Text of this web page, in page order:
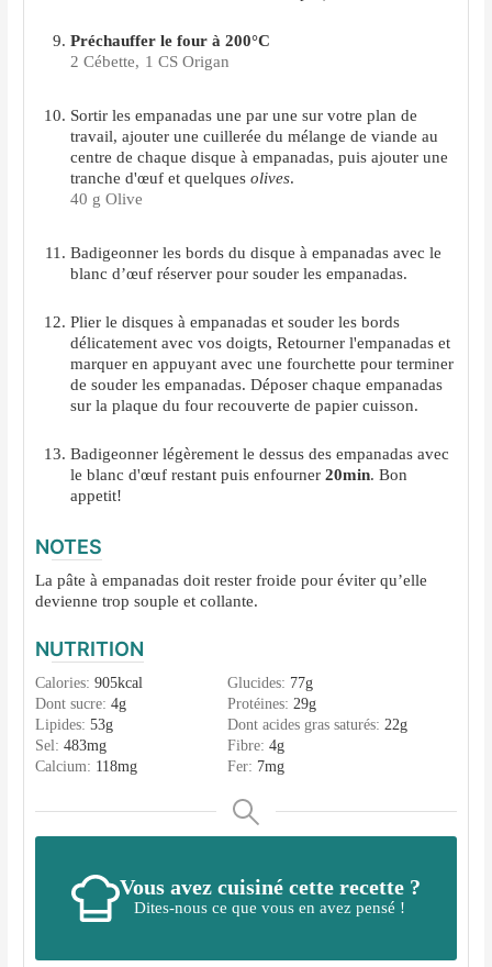
Préchauffer le four à 200°C
2 Cébette, 1 CS Origan
Sortir les empanadas une par une sur votre plan de
travail, ajouter une cuillerée du mélange de viande au
centre de chaque disque à empanadas, puis ajouter une
tranche d'œuf et quelquesolives.
40 g Olive
Badigeonner les bords du disque à empanadas avec le
blanc d’œuf réserver pour souder les empanadas.
Plier le disques à empanadas et souder les bords
délicatement avec vos doigts, Retourner l'empanadas et
marquer en appuyant avec une fourchette pour terminer
de souder les empanadas. Déposer chaque empanadas
sur la plaque du four recouverte de papier cuisson.
Badigeonner légèrement le dessus des empanadas avec
le blanc d'œuf restant puis enfourner20min. Bon
appetit!
NOTES
La pâte à empanadas doit rester froide pour éviter qu’elle
devienne trop souple et collante.
NUTRITION
Calories:905kcal Glucides: 77g
Dont sucre:4g Protéines: 29g
Lipides:53g Dont acides gras saturés: 22g
Sel:483mg Fibre:4g
Calcium: 118mg Fer: 7mg
Vous avez cuisiné cette recette ?
Dites-nous ce que vous en avez pensé !